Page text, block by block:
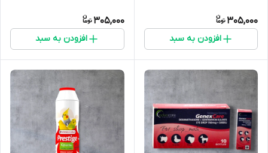
305,000
افزودن به سبد
305,000
افزودن به سبد